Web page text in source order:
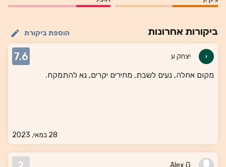
ביקורות אחרונות הוספת ביקורת
יצחק ע 7.6
מקום אחלה, נעים לשבת. מחירים יקרים, נא להתמקח.
28 במאי, 2023
Alex G